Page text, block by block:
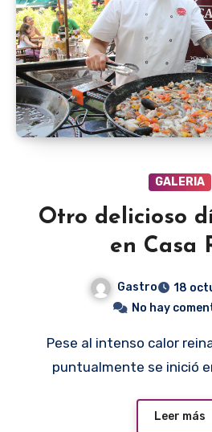
GALERIA
Otro delicioso
en Casa
Gastro
18
No hay
Pese al intenso calor reinante, a las 15:00,
puntualmente se inició
Leer más